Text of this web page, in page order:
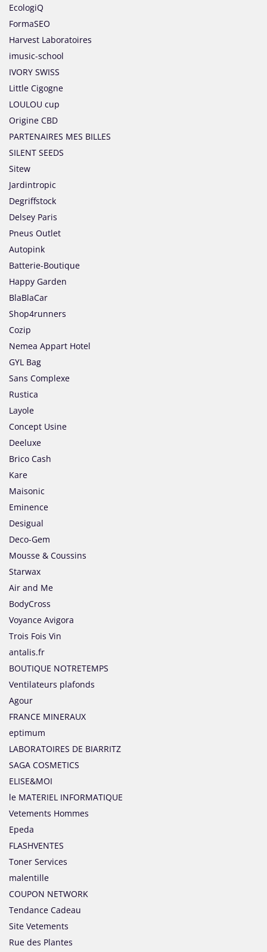
EcologiQ
FormaSEO
Harvest Laboratoires
imusic-school
IVORY SWISS
Little Cigogne
LOULOU cup
Origine CBD
PARTENAIRES MES BILLES
SILENT SEEDS
Sitew
Jardintropic
Degriffstock
Delsey Paris
Pneus Outlet
Autopink
Batterie-Boutique
Happy Garden
BlaBlaCar
Shop4runners
Cozip
Nemea Appart Hotel
GYL Bag
Sans Complexe
Rustica
Layole
Concept Usine
Deeluxe
Brico Cash
Kare
Maisonic
Eminence
Desigual
Deco-Gem
Mousse & Coussins
Starwax
Air and Me
BodyCross
Voyance Avigora
Trois Fois Vin
antalis.fr
BOUTIQUE NOTRETEMPS
Ventilateurs plafonds
Agour
FRANCE MINERAUX
eptimum
LABORATOIRES DE BIARRITZ
SAGA COSMETICS
ELISE&MOI
le MATERIEL INFORMATIQUE
Vetements Hommes
Epeda
FLASHVENTES
Toner Services
malentille
COUPON NETWORK
Tendance Cadeau
Site Vetements
Rue des Plantes